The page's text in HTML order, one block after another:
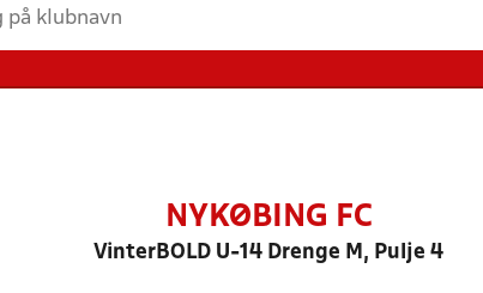
NYKØBING FC
VinterBOLD U-14 Drenge M, Pulje 4